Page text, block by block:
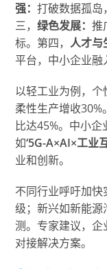
强：打破数据孤
三，绿色发展：推
标。第四，人才与
平台，中小企业融
以轻工业为例，
柔性生产增收
比达45%。中小
如‘5G-A×AI×工业
业和创新。
不同行业呼吁加
级；新兴如新能
测。专家建议，
对接解决方案。